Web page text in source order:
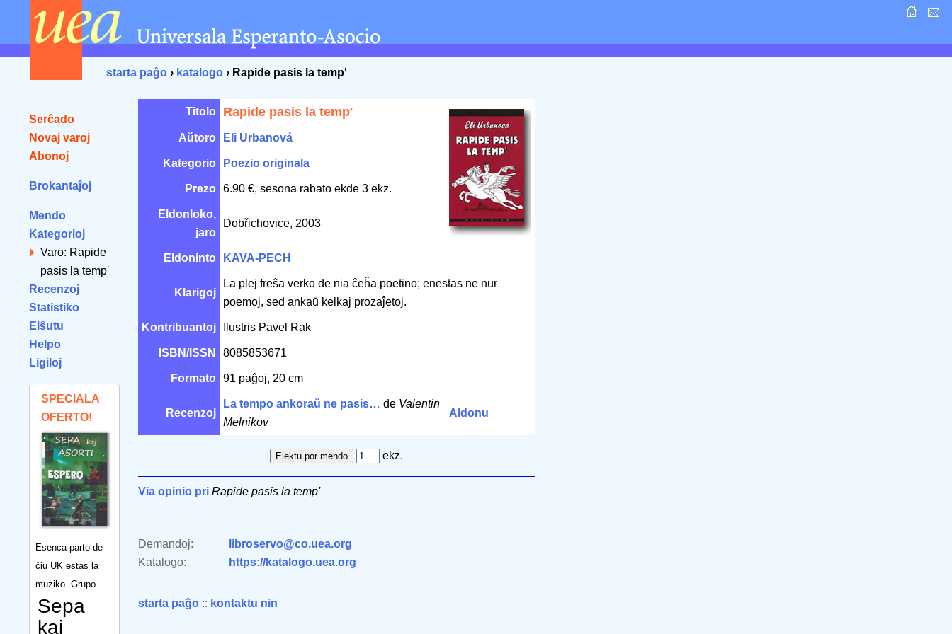
starta paĝo › katalogo › Rapide pasis la temp'
Serĉado
Novaj varoj
Abonoj
Brokantaĵoj
Mendo
Kategorioj
Varo: Rapide
pasis la temp'
Recenzoj
Statistiko
Elŝutu
Helpo
Ligiloj
SPECIALA
OFERTO!
Esenca parto de
ĉiu UK estas la
muziko. Grupo
Sepa
kaj
Titolo Rapide pasis la temp'
Aŭtoro Eli Urbanová
Kategorio Poezio originala
Prezo 6.90 €, sesona rabato ekde 3 ekz.
Eldonloko,
jaro
Dobřichovice, 2003
Eldoninto KAVA-PECH
Klarigoj
La plej freŝa verko de nia ĉeĥa poetino; enestas ne nur
poemoj, sed ankaŭ kelkaj prozaĵetoj.
Kontribuantoj Ilustris Pavel Rak
ISBN/ISSN 8085853671
Formato 91 paĝoj, 20 cm
Recenzoj
La tempo ankoraŭ ne pasis… de Valentin
Melnikov
Aldonu
ekz.
Via opinio pri Rapide pasis la temp'
Demandoj:
libroservo@co.uea.org
Katalogo:
https://katalogo.uea.org
starta paĝo :: kontaktu nin